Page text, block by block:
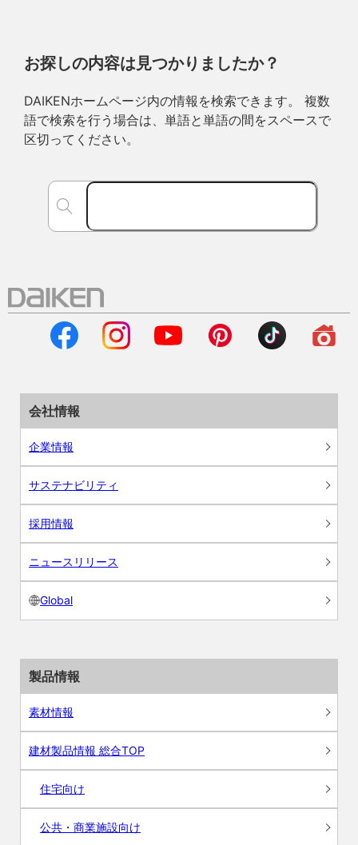
お探しの内容は見つかりましたか？
DAIKENホームページ内の情報を検索できます。 複数
語で検索を行う場合は、単語と単語の間をスペースで
区切ってください。
会社情報
企業情報
サステナビリティ
採用情報
ニュースリリース
Global
製品情報
素材情報
建材製品情報 総合TOP
住宅向け
公共・商業施設向け